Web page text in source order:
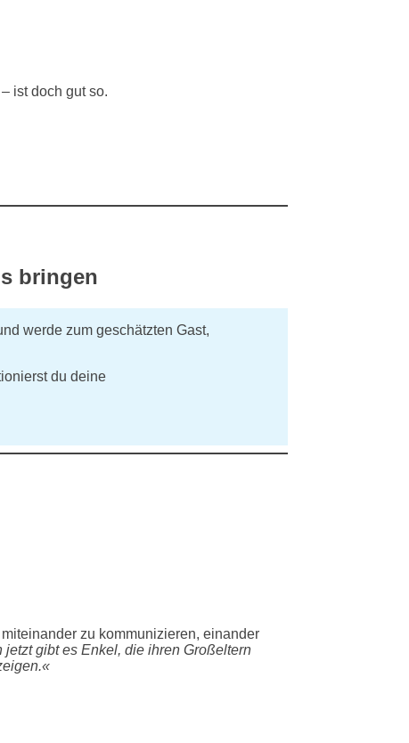
ist doch gut so.
bringen
werde zum geschätzten Gast,
du deine
zu kommunizieren, einander
jetzt gibt es Enkel, die ihren Großeltern